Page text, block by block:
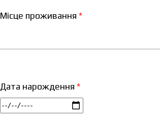
Місце проживання*
Дата нарождення*